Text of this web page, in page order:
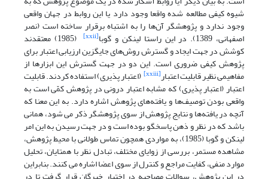
شیوه کیفی مطالعه شده واقعا وجود دارد یا این روابط در جهان واقعی
وجود ندارد و پژوهشگر آن‌ها را به اشتباه برقرار ساخته است (نصر
اصفهانی، 1389). در این راستا لینکن و گوبا [xxii] (1985) معتقدند
کوشش در جهت ایجاد و گسترش روش‌های جایگزین ارزیابی اعتبار برای
پژوهش کیفی ضروری است. این دو در جهت گسترش این ابزارها از
مفاهیمی نظیر قابلیت اعتبار[xxiii] (اعتبار پذیری) استفاده کردند. قابلیت
اعتبار (اعتبار پذیری) که مشابه اعتبار درونی در پژوهش کمّی است به
واقعی بودن توصیف‌ها و یافته‌های پژوهش اشاره دارد. به این معنا که
آنچه در یافته‌ها و نتایج پژوهش از سوی پژوهشگر ذکر می شود، همانی
باشد که در نظر و ذهن پاسخگو بوده است و در جهت رسیدن به این امر
لینکن و گوبا (1985)، به مواردی همچون تماس طولانی با محیط پژوهش،
مشاهده مستمر، بررسی از زوایای مختلف، تبادل نظر با همتایان، تحلیل
موارد منفی، کفایت مراجع و کنترل از سوی اعضا اشاره می کنند. بنابراین